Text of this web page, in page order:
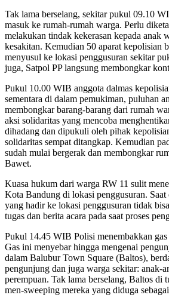
Tak lama berselang, sekitar pukul 09.10
masuk ke rumah-rumah warga. Perlu
melakukan tindak kekerasan kepada anak
kesakitan. Kemudian 50 aparat kepolisian
menyusul ke lokasi penggusuran sekitar
juga, Satpol PP langsung membongkar
Pukul 10.00 WIB anggota dalmas
sementara di dalam pemukiman, puluhan
membongkar barang-barang dari rumah
aksi solidaritas yang mencoba
dihadang dan dipukuli oleh pihak
solidaritas sempat ditangkap. Kemudian
sudah mulai bergerak dan membongkar
Bawet.
Kuasa hukum dari warga RW 11 sulit
Kota Bandung di lokasi penggusuran.
yang hadir ke lokasi penggusuran tidak
tugas dan berita acara pada saat proses
Pukul 14.45 WIB Polisi menembakkan
Gas ini menyebar hingga mengenai
dalam Balubur Town Square (Baltos),
pengunjung dan juga warga sekitar: anak-
perempuan. Tak lama berselang, Baltos di
men-sweeping mereka yang diduga